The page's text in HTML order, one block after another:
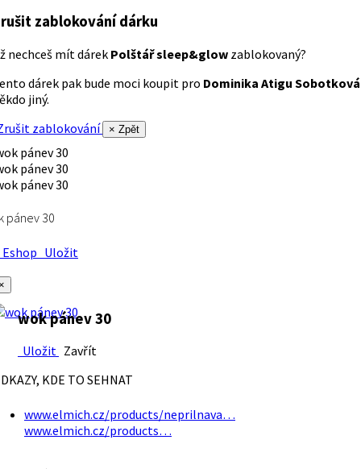
zablokování dárku
nechceš mít dárek Polštář sleep&glow zablokovaný?
dárek pak bude moci koupit pro Dominika Atigu Sobotková
jiný.
zablokování
× Zpět
pánev 30
Uložit
wok pánev 30
Uložit Zavřít
KDE TO SEHNAT
www.elmich.cz/products/neprilnava…
www.elmich.cz/products…